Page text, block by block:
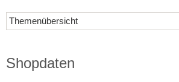
Shopdaten